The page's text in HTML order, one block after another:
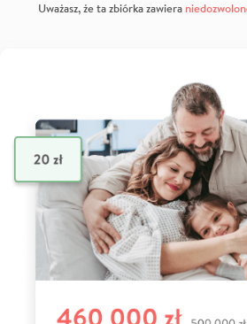
Uważasz, że ta zbiórka zawiera